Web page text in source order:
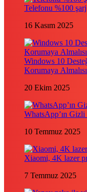
Telefonu %100 şarj
16 Kasım 2025
Windows 10
Korumaya
20 Ekim 2025
WhatsApp’ın
10 Temmuz 2025
Xiaomi, 4K lazer
7 Temmuz 2025